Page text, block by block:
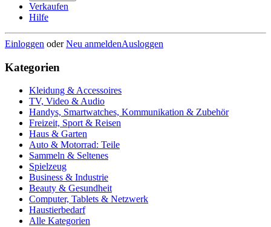
Verkaufen
Hilfe
Einloggen oderNeu anmeldenAusloggen
Kategorien
Kleidung & Accessoires
TV, Video & Audio
Handys, Smartwatches, Kommunikation & Zubehör
Freizeit, Sport & Reisen
Haus & Garten
Auto & Motorrad: Teile
Sammeln & Seltenes
Spielzeug
Business & Industrie
Beauty & Gesundheit
Computer, Tablets & Netzwerk
Haustierbedarf
Alle Kategorien